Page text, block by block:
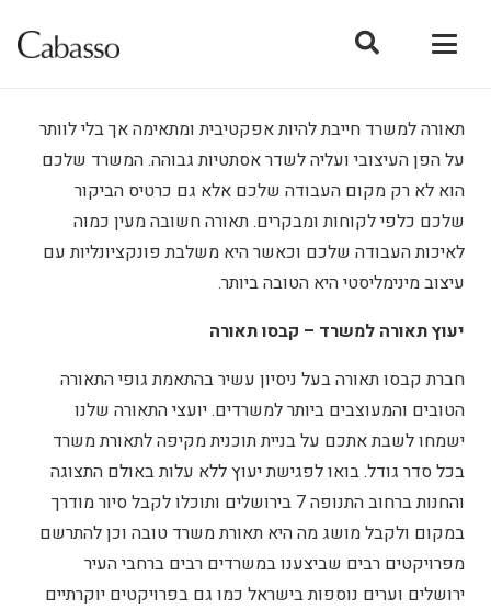
תאורה למשרד חייבת להיות אפקטיבית ומתאימה אך בלי לוותר
על הפן העיצובי ועליה לשדר אסתטיות גבוהה. המשרד שלכם
הוא לא רק מקום העבודה שלכם אלא גם כרטיס הביקור
שלכם כלפי לקוחות ומבקרים. תאורה חשובה מעין כמוה
לאיכות העבודה שלכם וכאשר היא משלבת פונקציונליות עם
עיצוב מינימליסטי היא הטובה ביותר.
יעוץ תאורה למשרד – קבסו תאורה
חברת קבסו תאורה בעל ניסיון עשיר בהתאמת גופי התאורה
הטובים והמעוצבים ביותר למשרדים. יועצי התאורה שלנו
ישמחו לשבת אתכם על בניית תוכנית מקיפה לתאורת משרד
בכל סדר גודל. בואו לפגישת יעוץ ללא עלות באולם התצוגה
והחנות ברחוב התנופה 7 בירושלים ותוכלו לקבל סיור מודרך
במקום ולקבל מושג מה היא תאורת משרד טובה וכן להתרשם
מפרויקטים רבים שביצענו במשרדים רבים ברחבי העיר
ירושלים וערים נוספות בישראל כמו גם בפרויקטים יוקרתיים